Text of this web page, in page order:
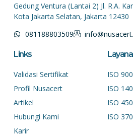
Gedung Ventura (Lantai 2) Jl. R.A.
Kota Jakarta Selatan, Jakarta 12430
081188803509
Links
Validasi Sertifikat
Profil Nusacert
Artikel
Hubungi Kami
Karir
ISO
ISO
ISO
ISO